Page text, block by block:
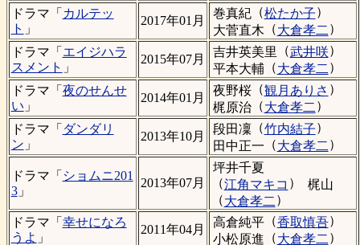
ドラマ「 カルテッ
ト 」
2017年01月
巻真紀 （松たか子）
大菅直木 （大倉孝二 ）
ドラマ「 エイジハラ
スメント 」
2015年07月
吉井英美里 （武井咲）
平本大輔（大倉孝二 ）
ドラマ「 夜のせんせ
い 」
2014年01月
夜野桜（観月ありさ ）
梶原治（大倉孝二 ）
ドラマ「 ダンダリ
ン 」
2013年10月
段田凜（竹内結子）
田中正一 （大倉孝二 ）
ドラマ「 ショムニ201
3」
2013年07月
坪井千夏
（江角マキコ ）
梶山
（大倉孝二 ）
ドラマ「 幸せになろ
うよ 」
2011年04月
高倉純平（香取慎吾）
小松原進 （大倉孝二 ）